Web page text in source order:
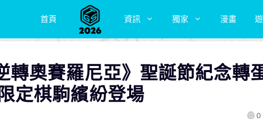
首頁 資訊 獨家 漫畫
轉奧賽羅尼亞》聖誕節紀念轉
定棋駒繽紛登場
0